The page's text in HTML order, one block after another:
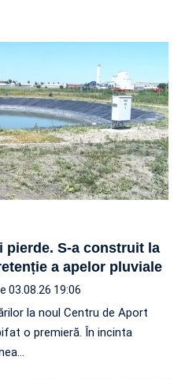
pierde. S-a construit la
a apelor pluviale
03.08.26 19:06
la noul Centru de Aport
o premieră. În incinta